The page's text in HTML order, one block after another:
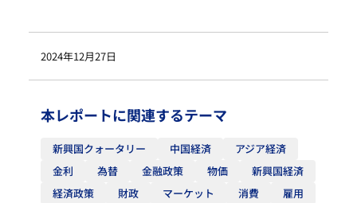
2024年12月27日
本レポートに関連するテーマ
新興国クォータリー 中国経済
アジア経済
金利
為替 金融政策 物価
新興国経済
経済政策
財政 マーケット 消費
雇用